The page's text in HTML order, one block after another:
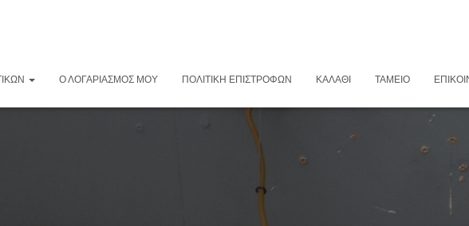
Ο ΛΟΓΑΡΙΑΣΜΌΣ ΜΟΥ ΠΟΛΙΤΙΚΉ ΕΠΙΣΤΡΟΦΏΝ ΚΑΛΆΘΙ ΤΑΜΕΊΟ